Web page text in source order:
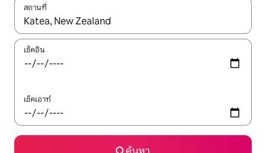
สถานที่
ใช้ลูกศรขึ้นลง หรือใช้การสัมผัสหรือปัด เพื่อสำรวจผลการค้นหา
เช็คอิน
เช็คเอาท์